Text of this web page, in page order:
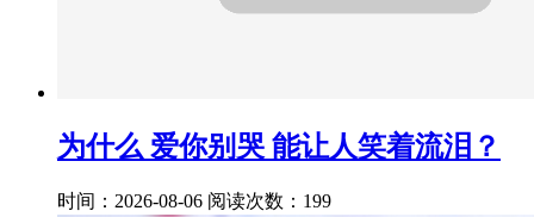
为什么 爱你别哭 能让人笑着流泪？
时间：2026-08-06 阅读次数：199